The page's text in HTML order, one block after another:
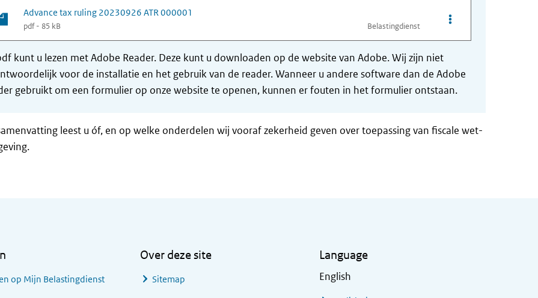
Advance tax ruling 20230926 ATR 000001
pdf - 85 kB Belastingdienst
Opties van bestand
kunt u lezen met Adobe Reader. Deze kunt u downloaden op de website van Adobe. Wij zijn niet
voor de installatie en het gebruik van de reader. Wanneer u andere software dan de Adobe
gebruikt om een formulier op onze website te openen, kunnen er fouten in het formulier ontstaan.
leest u óf, en op welke onderdelen wij vooraf zekerheid geven over toepassing van fiscale wet-
op Mijn Belastingdienst
Over deze site
Sitemap
Language
English